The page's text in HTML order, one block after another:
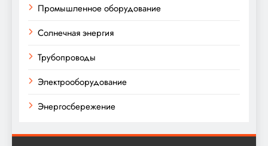
Промышленное оборудование
Солнечная энергия
Трубопроводы
Электрооборудование
Энергосбережение